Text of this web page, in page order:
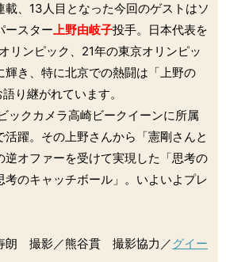
載、13人目となった今回のゲストはソ
ースター上野由岐子投手。日本代表を
リンピック、21年の東京オリンピッ
輝き、特に北京での熱闘は「上野の
り継がれています。
ックカメラ高崎ビークイーンに所属
活躍。その上野さんから「憲剛さんと
逆オファーを受けて実現した「思考の
考のキャッチボール」。いよいよプレ
朗 撮影／熊谷貫 撮影協力／グイー